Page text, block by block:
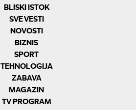
BLISKI ISTOK
SVE VESTI
NOVOSTI
BIZNIS
SPORT
TEHNOLOGIJA
ZABAVA
MAGAZIN
TV PROGRAM